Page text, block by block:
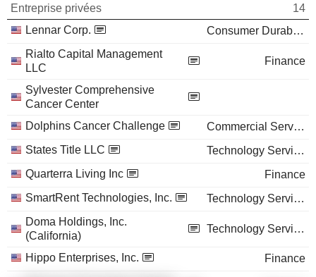
Entreprise privées
14
Lennar Corp.
Consumer Durables
Rialto Capital Management
LLC
Finance
Sylvester Comprehensive
Cancer Center
Dolphins Cancer Challenge
Commercial Services
States Title LLC
Technology Services
Quarterra Living Inc
Finance
SmartRent Technologies, Inc.
Technology Services
Doma Holdings, Inc.
(California)
Technology Services
Hippo Enterprises, Inc.
Finance